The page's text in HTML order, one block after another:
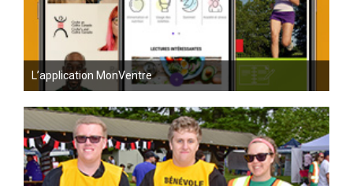
L’application MonVentre